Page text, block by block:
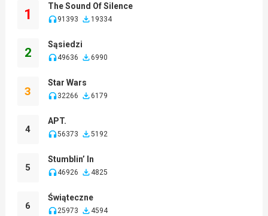
1
The Sound Of Silence
91393 19334
2
Sąsiedzi
49636 6990
3
Star Wars
32266 6179
4
APT.
56373 5192
5
Stumblin’ In
46926 4825
6
Świąteczne
25973 4594